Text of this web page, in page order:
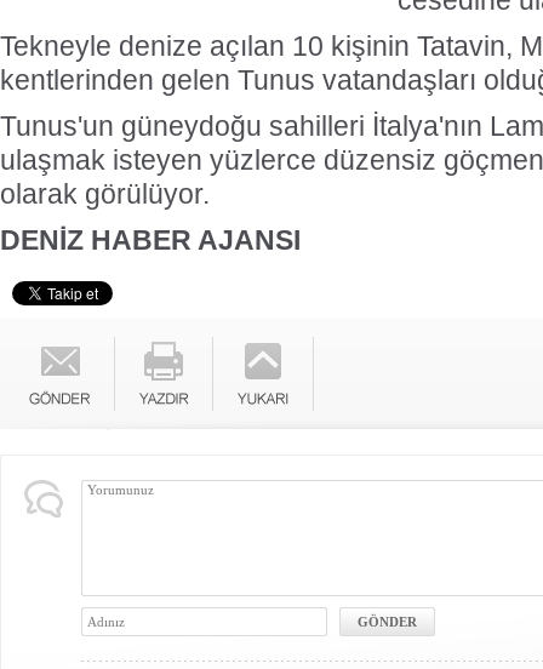
Tekneyle denize açılan 10 kişinin Tatavin,
kentlerinden gelen Tunus vatandaşları
Tunus'un güneydoğu sahilleri İtalya'nın
ulaşmak isteyen yüzlerce düzensiz göçmen
olarak görülüyor.
DENİZ HABER AJANSI